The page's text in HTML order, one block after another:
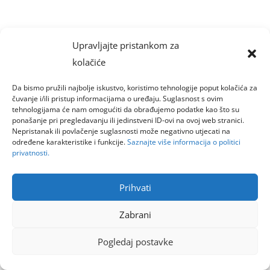
Upravljajte pristankom za
kolačiće
Da bismo pružili najbolje iskustvo, koristimo tehnologije poput kolačića za
čuvanje i/ili pristup informacijama o uređaju. Suglasnost s ovim
tehnologijama će nam omogućiti da obrađujemo podatke kao što su
ponašanje pri pregledavanju ili jedinstveni ID-ovi na ovoj web stranici.
Nepristanak ili povlačenje suglasnosti može negativno utjecati na
određene karakteristike i funkcije.Saznajte više informacija o politici
privatnosti.
Prihvati
Zabrani
Pogledaj postavke